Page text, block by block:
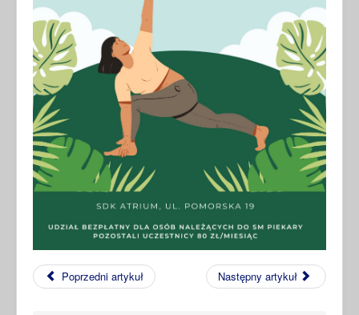
Poprzedni artykuł Następny artykuł